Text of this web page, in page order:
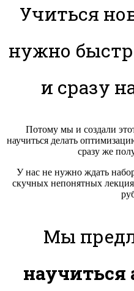
Учиться
нужно
и сразу
Потому мы и создали
научиться делать
сразу же
У нас не нужно ждать
скучных непонятных
Мы
научиться